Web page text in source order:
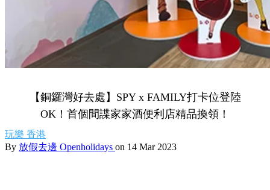
【銅鑼灣好去處】SPY x FAMILY打卡位登陸
OK！首個間諜家家酒便利店精品換領！
玩樂 香港
By 放假去邊 Openholidays on 14 Mar 2023